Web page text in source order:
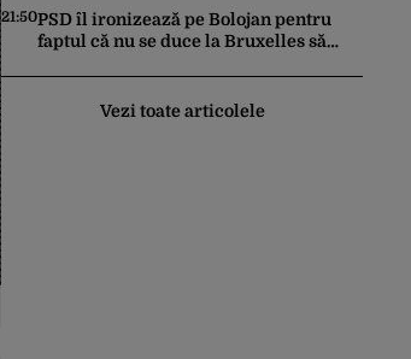
21:50PSD îl ironizează pe Bolojan pentru
faptul că nu se duce la Bruxelles să
afară translatorii”
Vezi toate articolele